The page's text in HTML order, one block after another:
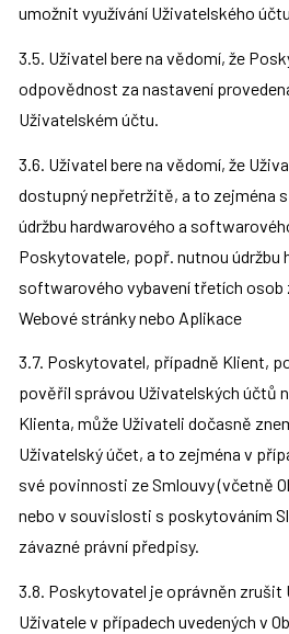
umožnit využívání Uživatelského
3.5. Uživatel bere na vědomí, že
odpovědnost za nastavení
Uživatelském účtu.
3.6. Uživatel bere na vědomí, že
dostupný nepřetržitě, a to zejména
údržbu hardwarového a
Poskytovatele, popř. nutnou údržbu
softwarového vybavení třetích
Webové stránky nebo Aplikace
3.7. Poskytovatel, případně Klient,
pověřil správou Uživatelských účtů
Klienta, může Uživateli dočasně
Uživatelský účet, a to zejména v
své povinnosti ze Smlouvy (včetně
nebo v souvislosti s poskytováním
závazné právní předpisy.
3.8. Poskytovatel je oprávněn zrušit
Uživatele v případech uvedených v